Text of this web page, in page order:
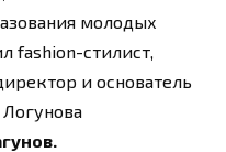
молодых
fashion-стилист,
и основатель
.